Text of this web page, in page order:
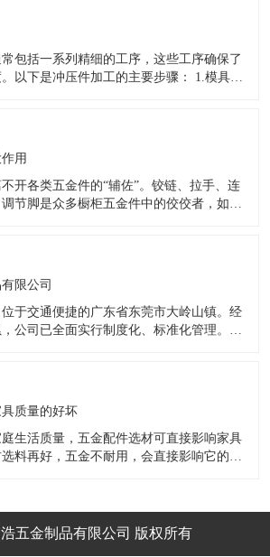
包括一系列精细的工序，这些工序确保了
下是冲压件加工的主要步骤： 1.模具设
标注尺寸后，根据图纸要求选择合适的板
用
开各类五金件的“辅佐”。铰链、拉手、连
节脚是众多橱柜五金件中的佼佼者，如果
“软骨症”，站都站不直……五花八门的橱
限公司
于交通便捷的广东省东莞市大岭山镇。经
公司已全面实行制度化、标准化管理。从
了一系列更加新颖、美观、更具时代潮流
质量的好坏
生活质量，五金配件选材可直接影响家具
料再好，五金不耐用，会直接影响它的使
金的加工工艺不同：钳工、表面涂覆处
五金制品有限公司 版权所有